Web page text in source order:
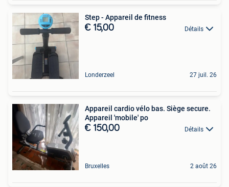
Step - Appareil de fitness
€ 15,00 Détails
Londerzeel 27 juil. 26
Appareil cardio vélo bas. Siège secure.
Appareil 'mobile' po
€ 150,00 Détails
Bruxelles 2 août 26